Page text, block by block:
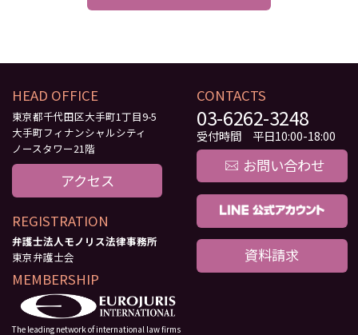
HEAD OFFICE
東京都千代田区大手町1丁目9-5
大手町フィナンシャルシティ
ノースタワー21階
アクセス
REGISTRATION
弁護士法人モノリス法律事務所
東京弁護士会
MEMBERSHIP
The leading network of international law firms
CONTACTS
03-6262-3248
受付時間 平日10:00-18:00
お問い合わせ
資料請求